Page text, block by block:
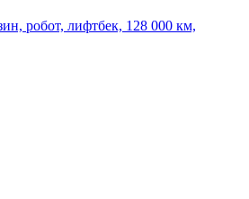
робот, лифтбек, 128 000 км,